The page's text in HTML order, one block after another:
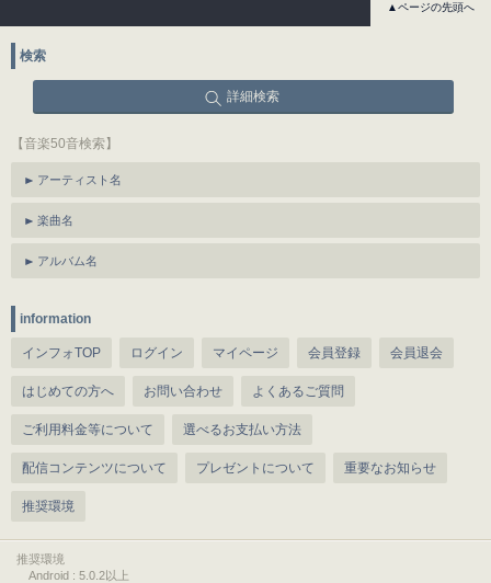
▲ページの先頭へ
検索
詳細検索
【音楽50音検索】
アーティスト名
楽曲名
アルバム名
information
インフォTOP ログイン マイページ 会員登録 会員退会
はじめての方へ お問い合わせ よくあるご質問
ご利用料金等について 選べるお支払い方法
配信コンテンツについて プレゼントについて 重要なお知らせ
推奨環境
推奨環境
Android : 5.0.2以上